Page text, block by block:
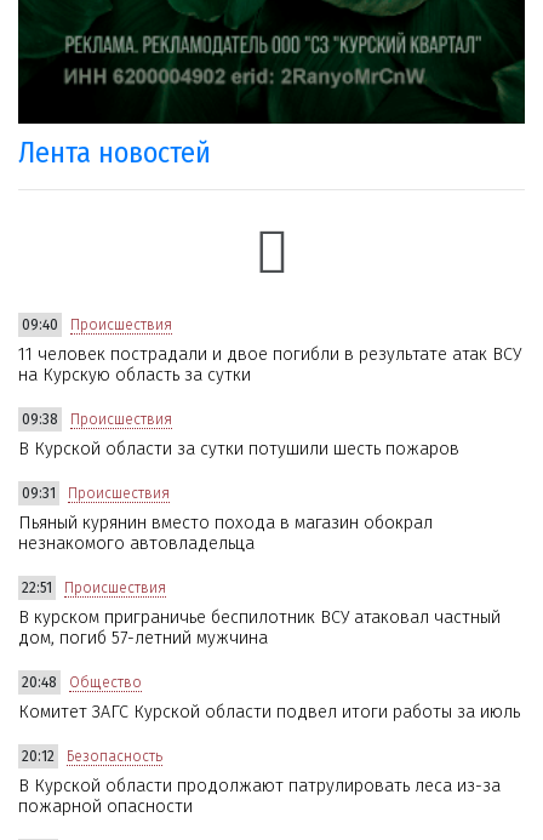
Лента новостей
09:40 Происшествия
11 человек пострадали и двое погибли в результате атак ВСУ
на Курскую область за сутки
09:38 Происшествия
В Курской области за сутки потушили шесть пожаров
09:31 Происшествия
Пьяный курянин вместо похода в магазин обокрал
незнакомого автовладельца
22:51 Происшествия
В курском приграничье беспилотник ВСУ атаковал частный
дом, погиб 57-летний мужчина
20:48 Общество
Комитет ЗАГС Курской области подвел итоги работы за июль
20:12 Безопасность
В Курской области продолжают патрулировать леса из-за
пожарной опасности